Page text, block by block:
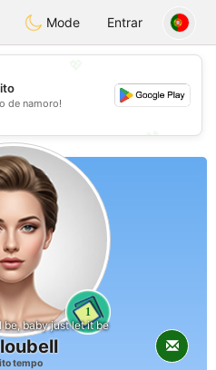
Space
Mode Entrar
💕
de namoro!
1
baby just let it be
tempo